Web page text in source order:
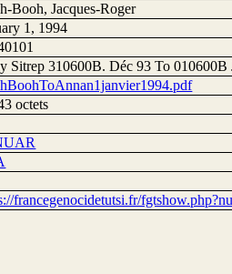
Booh, Jacques-Roger
1, 1994
Sitrep 310600B. Déc 93 To 010600B
octets
francegenocidetutsi.fr/